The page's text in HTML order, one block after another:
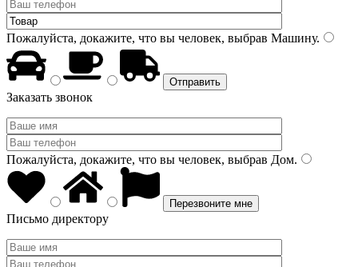
Пожалуйста, докажите, что вы человек, выбрав Машину.
Заказать звонок
Пожалуйста, докажите, что вы человек, выбрав Дом.
Письмо директору